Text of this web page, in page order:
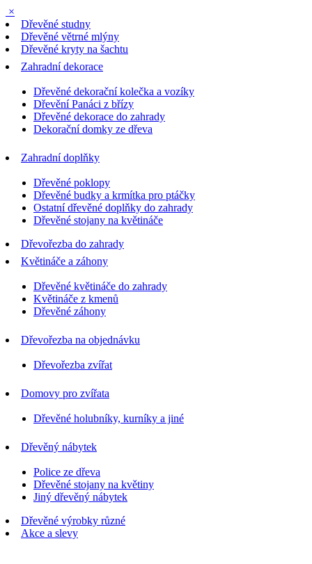
×
Dřevěné studny
Dřevěné větrné mlýny
Dřevěné kryty na šachtu
Zahradní dekorace
Dřevěné dekorační kolečka a vozíky
Dřevění Panáci z břízy
Dřevěné dekorace do zahrady
Dekorační domky ze dřeva
Zahradní doplňky
Dřevěné poklopy
Dřevěné budky a krmítka pro ptáčky
Ostatní dřevěné doplňky do zahrady
Dřevěné stojany na květináče
Dřevořezba do zahrady
Květináče a záhony
Dřevěné květináče do zahrady
Květináče z kmenů
Dřevěné záhony
Dřevořezba na objednávku
Dřevořezba zvířat
Domovy pro zvířata
Dřevěné holubníky, kurníky a jiné
Dřevěný nábytek
Police ze dřeva
Dřevěné stojany na květiny
Jiný dřevěný nábytek
Dřevěné výrobky různé
Akce a slevy